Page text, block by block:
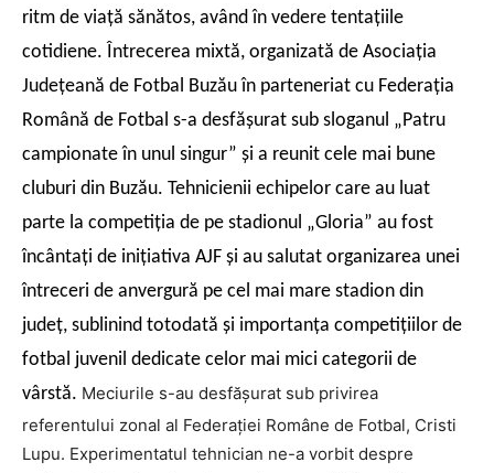
ritm de viaţă sănătos, având în vedere tentaţiile
cotidiene. Întrecerea mixtă, organizată de Asociaţia
Judeţeană de Fotbal Buzău în parteneriat cu Federaţia
Română de Fotbal s-a desfăşurat sub sloganul „Patru
campionate în unul singur” şi a reunit cele mai bune
cluburi din Buzău. Tehnicienii echipelor care au luat
parte la competiţia de pe stadionul „Gloria” au fost
încântaţi de iniţiativa AJF şi au salutat organizarea unei
întreceri de anvergură pe cel mai mare stadion din
judeţ, sublinind totodată şi importanţa competiţiilor de
fotbal juvenil dedicate celor mai mici categorii de
vârstă. Meciurile s-au desfăşurat sub privirea
referentului zonal al Federaţiei Române de Fotbal, Cristi
Lupu. Experimentatul tehnician ne-a vorbit despre